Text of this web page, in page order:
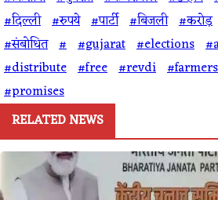
#दिल्ली #रुपये #पार्टी #बिजली #करोड़
#संबोधित # #gujarat #elections
#distribute #free #revdi #farmers
#promises
RELATED NEWS